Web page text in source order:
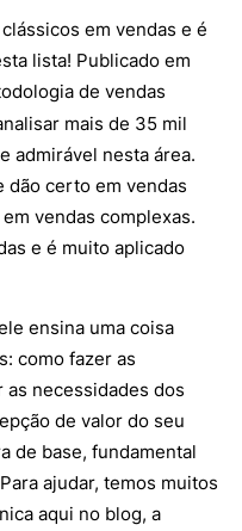
em vendas e é
lista! Publicado em
de vendas
mais de 35 mil
admirável nesta área.
dão certo em vendas
vendas complexas.
e é muito aplicado
ensina uma coisa
como fazer as
necessidades dos
de valor do seu
de base, fundamental
ajudar, temos muitos
aqui no blog, a